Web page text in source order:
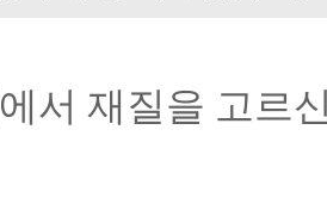
에서 재질을 고르